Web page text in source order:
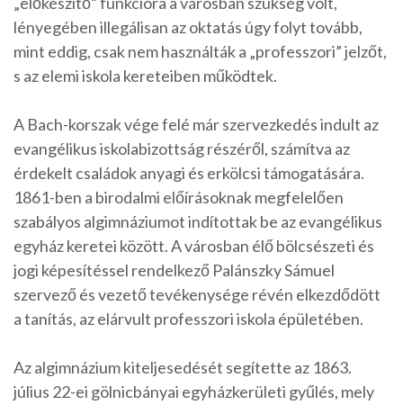
lényegében illegálisan az oktatás úgy folyt tovább,
mint eddig, csak nem használták a „professzori” jelzőt,
s az elemi iskola kereteiben működtek.
A Bach-korszak vége felé már szervezkedés indult az
evangélikus iskolabizottság részéről, számítva az
érdekelt családok anyagi és erkölcsi támogatására.
1861-ben a birodalmi előírásoknak megfelelően
szabályos algimnáziumot indítottak be az evangélikus
egyház keretei között. A városban élő bölcsészeti és
jogi képesítéssel rendelkező Palánszky Sámuel
szervező és vezető tevékenysége révén elkezdődött
a tanítás, az elárvult professzori iskola épületében.
Az algimnázium kiteljesedését segítette az 1863.
július 22-ei gölnicbányai egyházkerületi gyűlés, mely